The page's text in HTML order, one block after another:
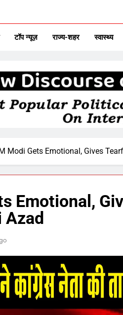
टॉप न्यूज़ राज्य-शहर स्वास्थ्य
Modi Gets Emotional, Gives
Emotional,
Azad